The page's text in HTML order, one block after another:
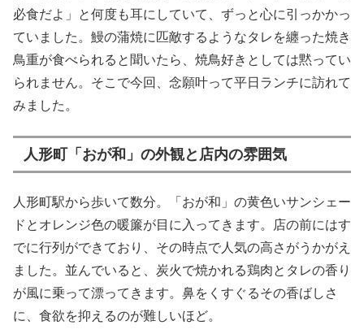
必食だよ」と何度も耳にしていて、ずっと心に引っかかっ
ていました。鰻の蒲焼に匹敵するようなタレを纏った焼き
鳥重が食べられると聞いたら、焼鳥好きとしては黙ってい
られません。そこで今回、念願叶って平日ランチに訪れて
みました。
人形町「おが和」の外観と店内の雰囲気
人形町駅から歩いて数分。「おが和」の黄色いサンシェー
ドとオレンジ色の暖簾が目に入ってきます。店の前にはす
でに行列ができており、その時点で人気の高さがうかがえ
ました。並んでいると、炭火で焼かれる鶏肉とタレの香り
が風に乗って漂ってきます。鼻をくすぐるその香ばしさ
に、食欲を抑えるのが難しいほど。